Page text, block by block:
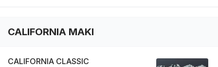
CALIFORNIA MAKI
CALIFORNIA CLASSIC